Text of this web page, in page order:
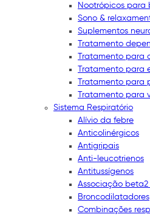
Nootrópicos para
Sono &
Suplementos
Tratamento
Tratamento para
Tratamento para
Tratamento para
Tratamento para
Sistema Respiratório
Alívio da febre
Anticolinérgicos
Antigripais
Anti-leucotrienos
Antitussígenos
Associação
Broncodilatadores
Combinações